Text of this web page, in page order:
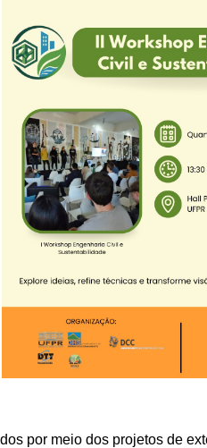
por meio dos projetos de